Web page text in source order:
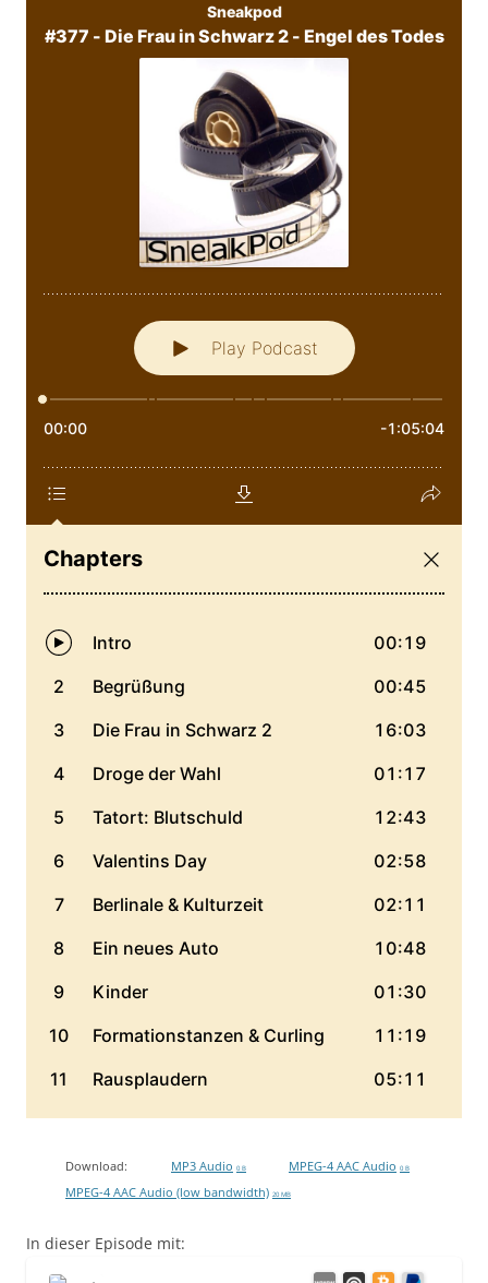
Download: MP3 Audio 0 B MPEG-4 AAC Audio 0 B
MPEG-4 AAC Audio (low bandwidth) 20 MB
In dieser Episode mit: